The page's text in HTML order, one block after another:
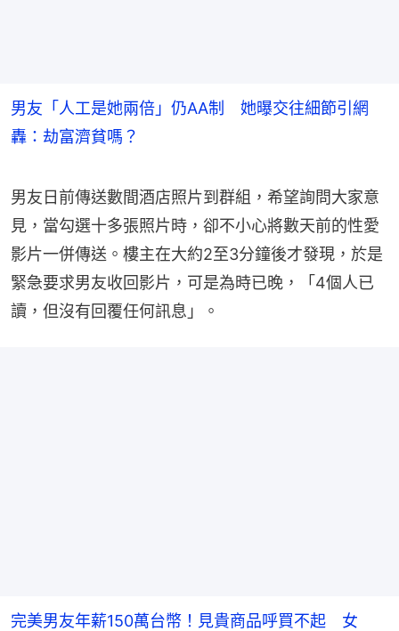
男友「人工是她兩倍」仍AA制 她曝交往細節引網
轟：劫富濟貧嗎？
男友日前傳送數間酒店照片到群組，希望詢問大家意
見，當勾選十多張照片時，卻不小心將數天前的性愛
影片一併傳送。樓主在大約2至3分鐘後才發現，於是
緊急要求男友收回影片，可是為時已晚，「4個人已
讀，但沒有回覆任何訊息」。
完美男友年薪150萬台幣！見貴商品呼買不起 女